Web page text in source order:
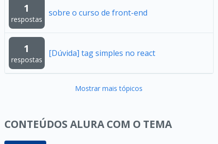
1
respostas
sobre o curso de front-end
1
respostas
[Dúvida] tag simples no react
Mostrar mais tópicos
CONTEÚDOS ALURA COM O TEMA